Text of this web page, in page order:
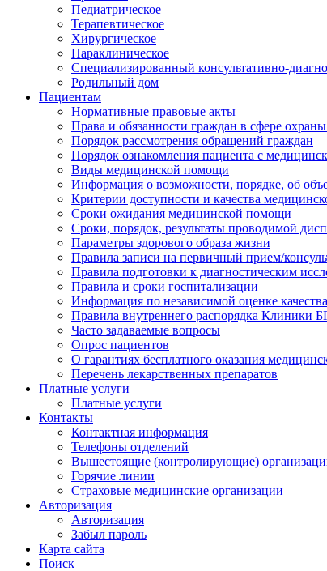
Педиатрическое
Терапевтическое
Хирургическое
Параклиническое
Специализированный консультативно-
Родильный дом
Пациентам
Нормативные правовые акты
Права и обязанности граждан в сфере охраны
Порядок рассмотрения обращений граждан
Порядок ознакомления пациента с
Виды медицинской помощи
Информация о возможности, порядке, об
Критерии доступности и качества
Сроки ожидания медицинской помощи
Сроки, порядок, результаты проводимой
Параметры здорового образа жизни
Правила записи на первичный прием/
Правила подготовки к диагностическим
Правила и сроки госпитализации
Информация по независимой оценке
Правила внутреннего распорядка Клиники
Часто задаваемые вопросы
Опрос пациентов
О гарантиях бесплатного оказания
Перечень лекарственных препаратов
Платные услуги
Платные услуги
Контакты
Контактная информация
Телефоны отделений
Вышестоящие (контролирующие)
Горячие линии
Страховые медицинские организации
Авторизация
Авторизация
Забыл пароль
Карта сайта
Поиск